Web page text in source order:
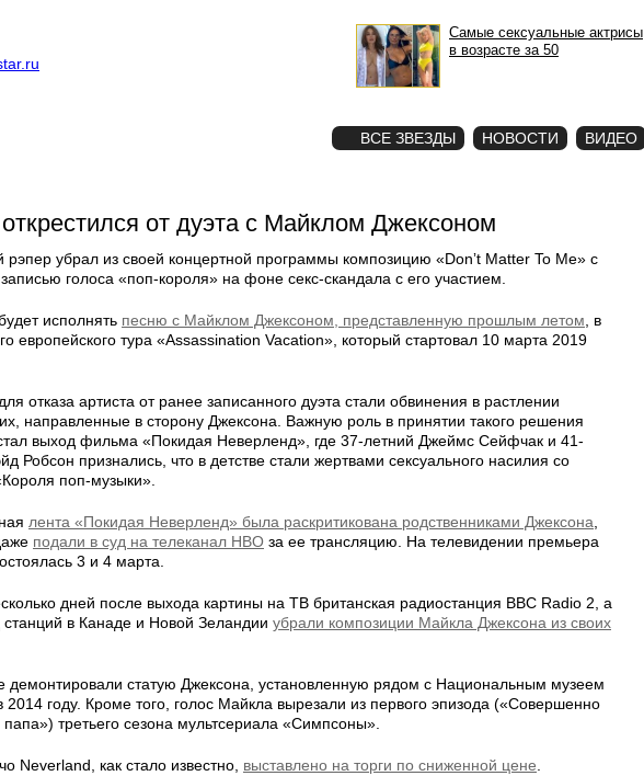
Самые сексуальные актрисы
в возрасте за 50
ВСЕ ЗВЕЗДЫ НОВОСТИ ВИДЕО
от дуэта с Майклом Джексоном
рэпер убрал из своей концертной программы композицию «Donʼt Matter To Me» с
голоса «поп-короля» на фоне секс-скандала с его участием.
исполнять песню с Майклом Джексоном, представленную прошлым летом , в
европейского тура «Assassination Vacation», который стартовал 10 марта 2019
отказа артиста от ранее записанного дуэта стали обвинения в растлении
направленные в сторону Джексона. Важную роль в принятии такого решения
выход фильма «Покидая Неверленд», где 37-летний Джеймс Сейфчак и 41-
Робсон признались, что в детстве стали жертвами сексуального насилия со
поп-музыки».
лента «Покидая Неверленд» была раскритикована родственниками Джексона
подали в суд на телеканал HBO за ее трансляцию. На телевидении премьера
3 и 4 марта.
дней после выхода картины на ТВ британская радиостанция BBC Radio 2, а
станций в Канаде и Новой Зеландии убрали композиции Майкла Джексона из своих
демонтировали статую Джексона, установленную рядом с Национальным музеем
2014 году. Кроме того, голос Майкла вырезали из первого эпизода («Совершенно
третьего сезона мультсериала «Симпсоны».
Neverland, как стало известно, выставлено на торги по сниженной цене